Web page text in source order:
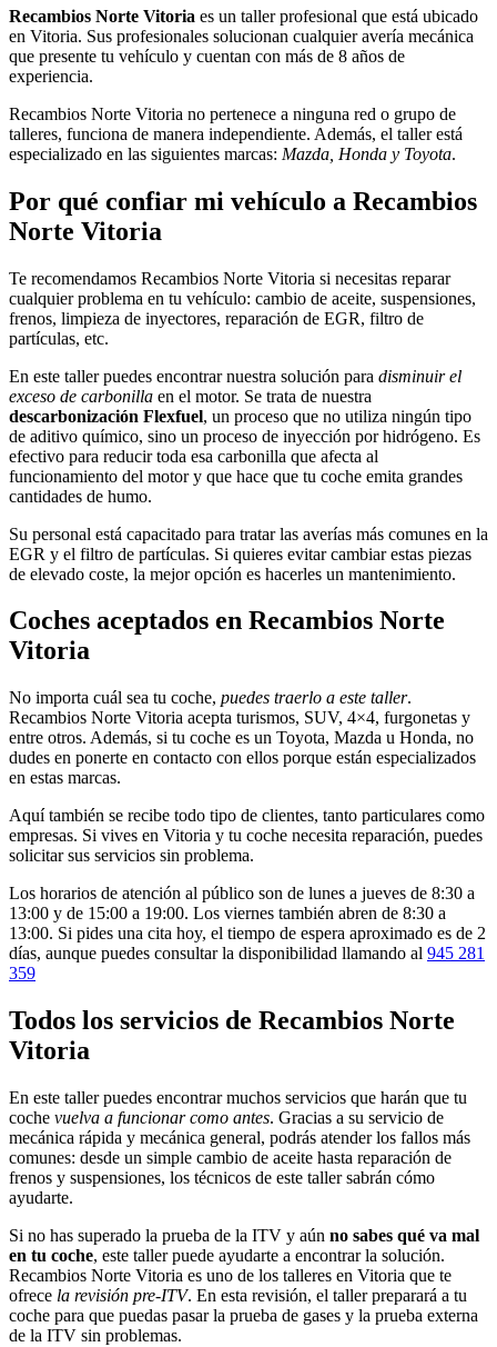
Recambios Norte Vitoria es un taller profesional que está ubicado
en Vitoria. Sus profesionales solucionan cualquier avería mecánica
que presente tu vehículo y cuentan con más de 8 años de
experiencia.
Recambios Norte Vitoria no pertenece a ninguna red o grupo de
talleres, funciona de manera independiente. Además, el taller está
especializado en las siguientes marcas: Mazda, Honda y Toyota.
Por qué confiar mi vehículo a Recambios
Norte Vitoria
Te recomendamos Recambios Norte Vitoria si necesitas reparar
cualquier problema en tu vehículo: cambio de aceite, suspensiones,
frenos, limpieza de inyectores, reparación de EGR, filtro de
partículas, etc.
En este taller puedes encontrar nuestra solución para disminuir el
exceso de carbonilla en el motor. Se trata de nuestra
descarbonización Flexfuel, un proceso que no utiliza ningún tipo
de aditivo químico, sino un proceso de inyección por hidrógeno. Es
efectivo para reducir toda esa carbonilla que afecta al
funcionamiento del motor y que hace que tu coche emita grandes
cantidades de humo.
Su personal está capacitado para tratar las averías más comunes en la
EGR y el filtro de partículas. Si quieres evitar cambiar estas piezas
de elevado coste, la mejor opción es hacerles un mantenimiento.
Coches aceptados en Recambios Norte
Vitoria
No importa cuál sea tu coche, puedes traerlo a este taller.
Recambios Norte Vitoria acepta turismos, SUV, 4×4, furgonetas y
entre otros. Además, si tu coche es un Toyota, Mazda u Honda, no
dudes en ponerte en contacto con ellos porque están especializados
en estas marcas.
Aquí también se recibe todo tipo de clientes, tanto particulares como
empresas. Si vives en Vitoria y tu coche necesita reparación, puedes
solicitar sus servicios sin problema.
Los horarios de atención al público son de lunes a jueves de 8:30 a
13:00 y de 15:00 a 19:00. Los viernes también abren de 8:30 a
13:00. Si pides una cita hoy, el tiempo de espera aproximado es de 2
días, aunque puedes consultar la disponibilidad llamando al 945 281
359
Todos los servicios de Recambios Norte
Vitoria
En este taller puedes encontrar muchos servicios que harán que tu
coche vuelva a funcionar como antes. Gracias a su servicio de
mecánica rápida y mecánica general, podrás atender los fallos más
comunes: desde un simple cambio de aceite hasta reparación de
frenos y suspensiones, los técnicos de este taller sabrán cómo
ayudarte.
Si no has superado la prueba de la ITV y aún no sabes qué va mal
en tu coche, este taller puede ayudarte a encontrar la solución.
Recambios Norte Vitoria es uno de los talleres en Vitoria que te
ofrece la revisión pre-ITV. En esta revisión, el taller preparará a tu
coche para que puedas pasar la prueba de gases y la prueba externa
de la ITV sin problemas.